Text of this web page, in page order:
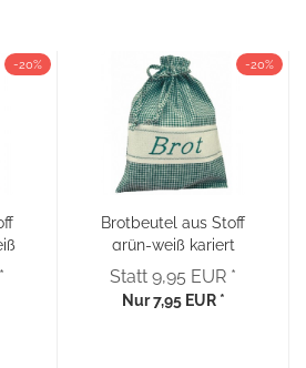
-20% -20%
Brotbeutel aus Stoff
grün-weiß kariert
bestickt
Statt 9,95 EUR *
Nur 7,95 EUR *